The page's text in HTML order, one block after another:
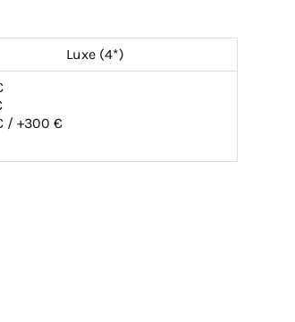
Luxe (4*)
/ +300 €